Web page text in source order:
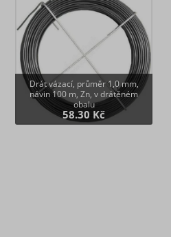
Drát vázací, průměr 1,0 mm,
návin 100 m, Zn, v drátěném
obalu
58.30 Kč